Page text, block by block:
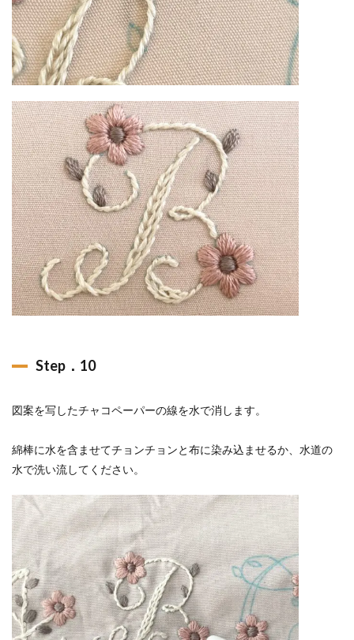
Step．10
図案を写したチャコペーパーの線を水で消します。
綿棒に水を含ませてチョンチョンと布に染み込ませるか、水道の
水で洗い流してください。